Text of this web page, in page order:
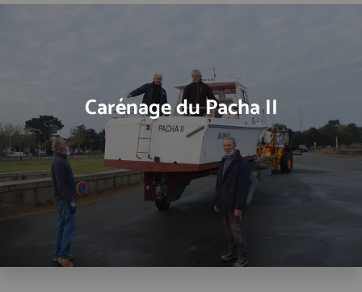
Carénage du Pacha II